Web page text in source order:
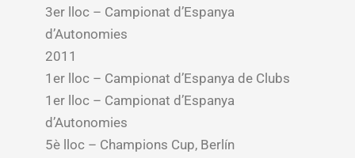
3er lloc – Campionat d’Espanya
d’Autonomies
2011
1er lloc – Campionat d’Espanya de Clubs
1er lloc – Campionat d’Espanya
d’Autonomies
5è lloc – Champions Cup, Berlín